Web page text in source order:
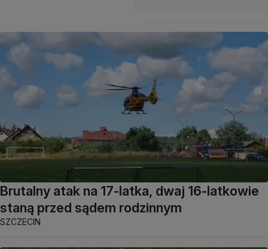
Brutalny atak na 17-latka, dwaj 16-latkowie
staną przed sądem rodzinnym
SZCZECIN